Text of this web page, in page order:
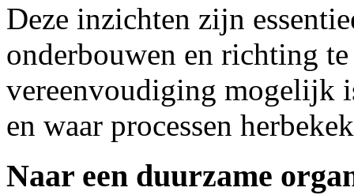
Deze inzichten zijn
onderbouwen en richting
vereenvoudiging mogelijk
en waar processen
Naar een duurzame